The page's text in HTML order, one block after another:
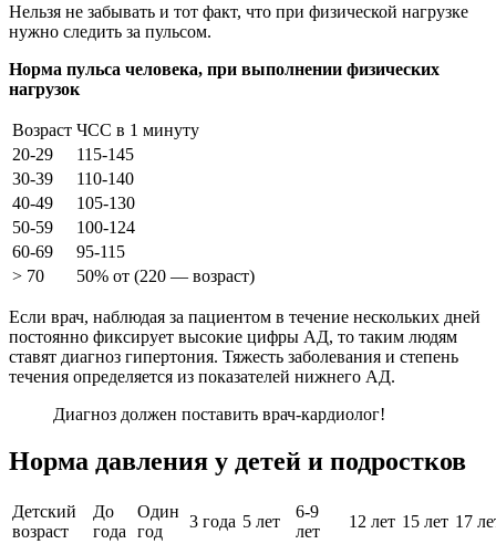
Нельзя не забывать и тот факт, что при физической нагрузке
нужно следить за пульсом.
Норма пульса человека, при выполнении физических
нагрузок
Возраст ЧСС в 1 минуту
20-29
115-145
30-39
110-140
40-49
105-130
50-59
100-124
60-69
95-115
> 70
50% от (220 — возраст)
Если врач, наблюдая за пациентом в течение нескольких дней
постоянно фиксирует высокие цифры АД, то таким людям
ставят диагноз гипертония. Тяжесть заболевания и степень
течения определяется из показателей нижнего АД.
Диагноз должен поставить врач-кардиолог!
Норма давления у детей и подростков
Детский
возраст
До
года
Один
год
3 года 5 лет
6-9
лет
12 лет 15 лет 17